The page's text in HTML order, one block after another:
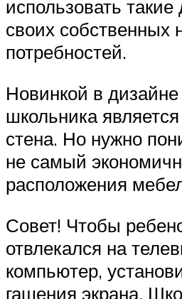
использовать
своих собственных
потребностей.
Новинкой в
школьника
стена. Но нужно
не самый
расположения
Совет! Чтобы
отвлекался на
компьютер,
гашения экрана.